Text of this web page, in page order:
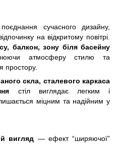
сучасного дизайну,
на відкритому повітрі.
балкон, зону біля басейну
атмосферу стилю та
простору.
скла, сталевого каркаса
стіл виглядає легким і
міцним та надійним у
вигляд — ефект “ширяючої”